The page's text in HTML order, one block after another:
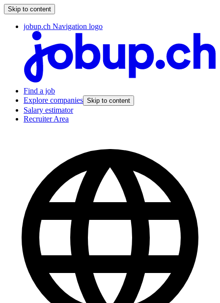
Skip to content
jobup.ch Navigation logo
Find a job
Explore companies Skip to content
Salary estimator
Recruiter Area